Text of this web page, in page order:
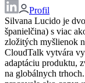
Profil
Silvana Lucido je
španielčina) s viac
zložitých myšlienok
CloudTalk vytvára
adaptáciu produktu,
na globálnych